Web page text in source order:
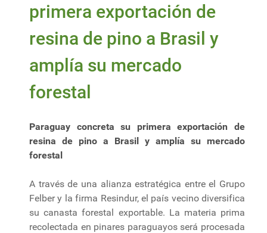
primera exportación de
resina de pino a Brasil y
amplía su mercado
forestal
Paraguay concreta su primera exportación de
resina de pino a Brasil y amplía su mercado
forestal
A través de una alianza estratégica entre el Grupo
Felber y la firma Resindur, el país vecino diversifica
su canasta forestal exportable. La materia prima
recolectada en pinares paraguayos será procesada